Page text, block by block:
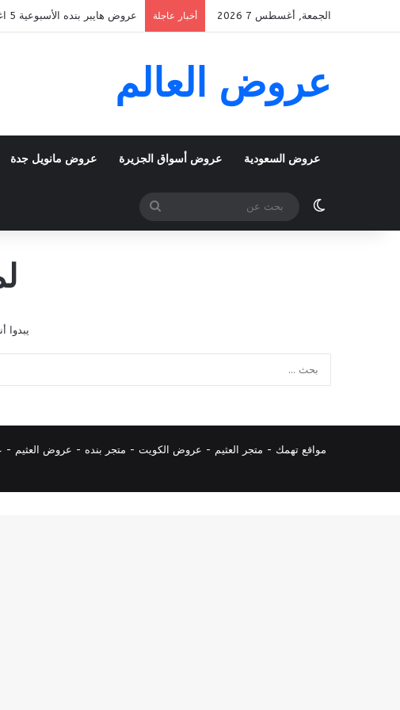
الجمعة, أغسطس 7 2026 أخبار عاجلة عروض هايبر بنده الأسبوعية 5 اغسطس 2026 الموافق 22 صفر 1448 Back To School
عروض العالم
عروض السعودية عروض أسواق الجزيرة عروض مانويل جدة
الوضع المظلم
بحث
عن
يبدوا
مواقع تهمك - متجر العثيم - عروض الكويت - متجر بنده - عروض العثيم -